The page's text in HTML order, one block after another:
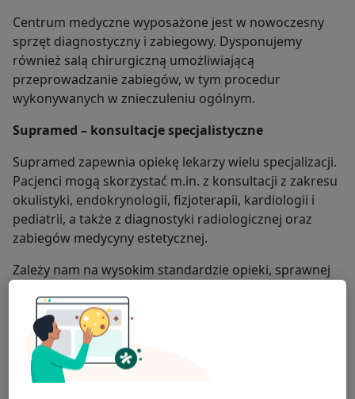
Centrum medyczne wyposażone jest w nowoczesny
sprzęt diagnostyczny i zabiegowy. Dysponujemy
również salą chirurgiczną umożliwiającą
przeprowadzanie zabiegów, w tym procedur
wykonywanych w znieczuleniu ogólnym.
Supramed – konsultacje specjalistyczne
Supramed zapewnia opiekę lekarzy wielu specjalizacji.
Pacjenci mogą skorzystać m.in. z konsultacji z zakresu
okulistyki, endokrynologii, fizjoterapii, kardiologii i
pediatrii, a także z diagnostyki radiologicznej oraz
zabiegów medycyny estetycznej.
Zależy nam na wysokim standardzie opieki, sprawnej
specjalistami. Dzięki połączeniu Supradent i Supramed
możemy zapewnić pacjentom szeroki zakres usług
medycznych i stomatologicznych w jednym miejscu.
Naszym priorytetem jest zdrowie, bezpieczeństwo i